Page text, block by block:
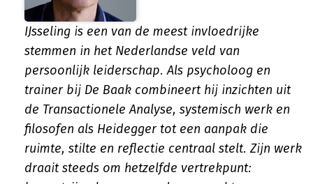
IJsseling is een van de meest invloedrijke
stemmen in het Nederlandse veld van
persoonlijk leiderschap. Als psycholoog en
trainer bij De Baak combineert hij inzichten uit
de Transactionele Analyse, systemisch werk en
filosofen als Heidegger tot een aanpak die
ruimte, stilte en reflectie centraal stelt. Zijn werk
draait steeds om hetzelfde vertrekpunt: